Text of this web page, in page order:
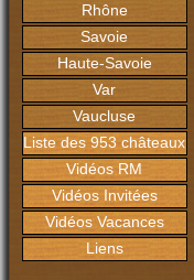
Rhône
Savoie
Haute-Savoie
Var
Vaucluse
Liste des 953 châteaux
Vidéos RM
Vidéos Invitées
Vidéos Vacances
Liens